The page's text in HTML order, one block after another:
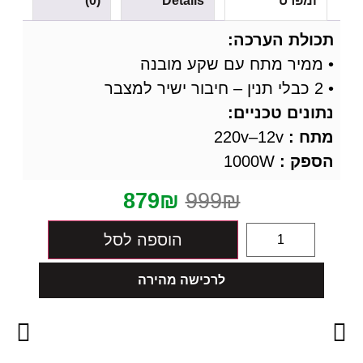
תכולת הערכה:
• ממיר מתח עם שקע מובנה
• 2 כבלי תנין – חיבור ישיר למצבר
נתונים טכניים:
מתח :
הספק : 1000W
999₪
879₪
הוספה לסל
לרכישה מהירה